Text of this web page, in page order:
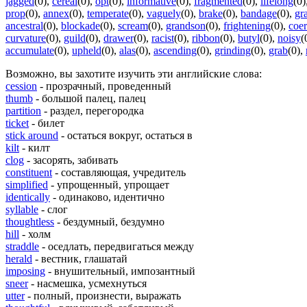
prop(0), annex(0), temperate(0), vaguely(0), brake(0), bandage(0),
ancestral(0), blockade(0), scream(0), grandson(0), frightening(0),
curvature(0), guild(0), drawer(0), racist(0), ribbon(0), butyl(0), noisy
accumulate(0), upheld(0), alas(0), ascending(0), grinding(0), grab(0),
Возможно, вы захотите изучить эти английские слова:
cession - прозрачный, проведенный
thumb - большой палец, палец
partition - раздел, перегородка
ticket - билет
stick around - остаться вокруг, остаться в
kilt - килт
clog - засорять, забивать
constituent - составляющая, учредитель
simplified - упрощенный, упрощает
identically - одинаково, идентично
syllable - слог
thoughtless - бездумный, бездумно
hill - холм
straddle - оседлать, передвигаться между
herald - вестник, глашатай
imposing - внушительный, импозантный
sneer- насмешка, усмехнуться
utter- полный, произнести, выражать